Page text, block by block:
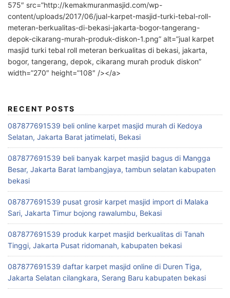
575″ src=”http://kemakmuranmasjid.com/wp-
content/uploads/2017/06/jual-karpet-masjid-turki-tebal-roll-
meteran-berkualitas-di-bekasi-jakarta-bogor-tangerang-
depok-cikarang-murah-produk-diskon-1.png” alt=”jual karpet
masjid turki tebal roll meteran berkualitas di bekasi, jakarta,
bogor, tangerang, depok, cikarang murah produk diskon”
width=”270″ height=”108″ /></a>
RECENT POSTS
087877691539 beli online karpet masjid murah di Kedoya
Selatan, Jakarta Barat jatimelati, Bekasi
087877691539 beli banyak karpet masjid bagus di Mangga
Besar, Jakarta Barat lambangjaya, tambun selatan kabupaten
bekasi
087877691539 pusat grosir karpet masjid import di Malaka
Sari, Jakarta Timur bojong rawalumbu, Bekasi
087877691539 produk karpet masjid berkualitas di Tanah
Tinggi, Jakarta Pusat ridomanah, kabupaten bekasi
087877691539 daftar karpet masjid online di Duren Tiga,
Jakarta Selatan cilangkara, Serang Baru kabupaten bekasi